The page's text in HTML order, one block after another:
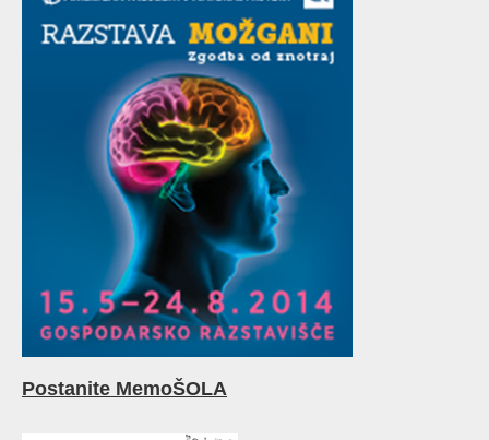
Postanite MemoŠOLA